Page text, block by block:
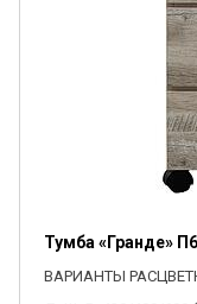
Тумба «Гранде»
ВАРИАНТЫ